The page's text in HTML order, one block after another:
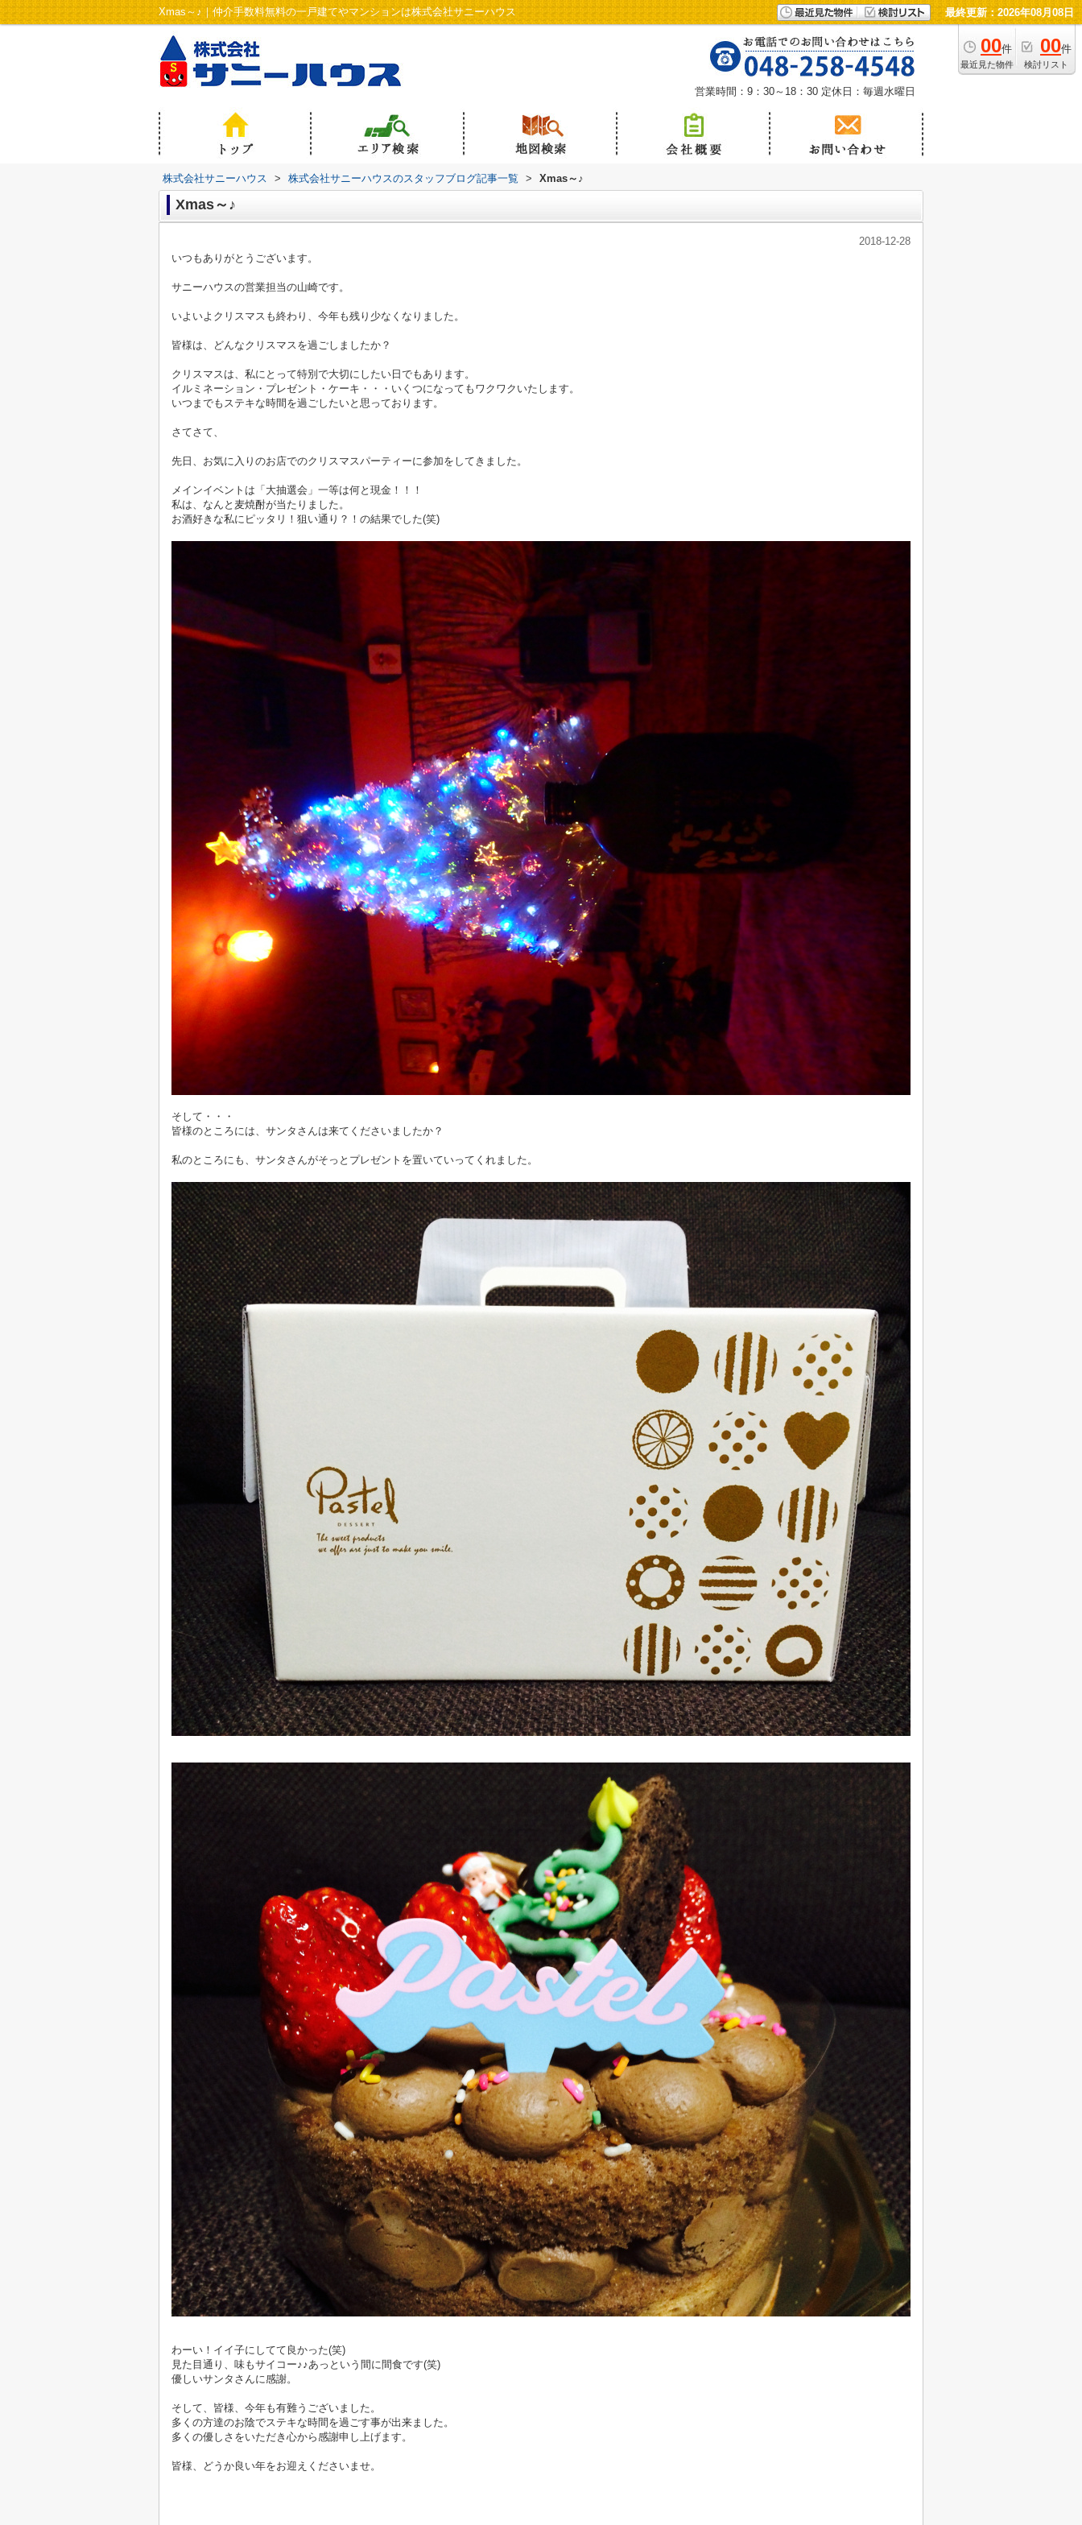
Xmas～♪｜仲介手数料無料の一戸建てやマンションは株式会社サニーハウス 最終更新：2026年08月08日
00件
最近見た物件
00件
検討リスト
営業時間：9：30～18：30 定休日：毎週水曜日
株式会社サニーハウス > 株式会社サニーハウスのスタッフブログ記事一覧 > Xmas～♪
Xmas～♪
2018-12-28
いつもありがとうございます。
サニーハウスの営業担当の山崎です。
いよいよクリスマスも終わり、今年も残り少なくなりました。
皆様は、どんなクリスマスを過ごしましたか？
クリスマスは、私にとって特別で大切にしたい日でもあります。
イルミネーション・プレゼント・ケーキ・・・いくつになってもワクワクいたします。
いつまでもステキな時間を過ごしたいと思っております。
さてさて、
先日、お気に入りのお店でのクリスマスパーティーに参加をしてきました。
メインイベントは「大抽選会」一等は何と現金！！！
私は、なんと麦焼酎が当たりました。
お酒好きな私にピッタリ！狙い通り？！の結果でした(笑)
そして・・・
皆様のところには、サンタさんは来てくださいましたか？
私のところにも、サンタさんがそっとプレゼントを置いていってくれました。
わーい！イイ子にしてて良かった(笑)
見た目通り、味もサイコー♪♪あっという間に間食です(笑)
優しいサンタさんに感謝。
そして、皆様、今年も有難うございました。
多くの方達のお陰でステキな時間を過ごす事が出来ました。
多くの優しさをいただき心から感謝申し上げます。
皆様、どうか良い年をお迎えくださいませ。